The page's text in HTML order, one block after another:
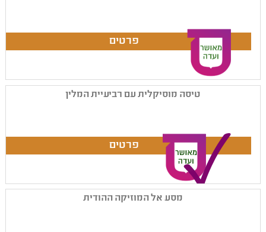
טיסה מוסיקלית עם רביעיית המלין
מסע אל המוזיקה ההודית